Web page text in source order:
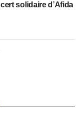
solidaire d’Afida